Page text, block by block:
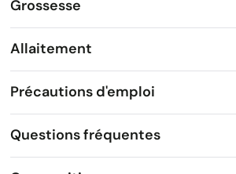
Grossesse
Allaitement
Précautions d'emploi
Questions fréquentes